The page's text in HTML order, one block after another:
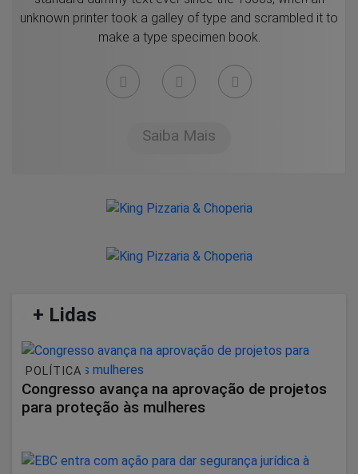
unknown printer took a galley of type and scrambled it to
make a type specimen book.
Saiba Mais
+ Lidas
POLÍTICA
Congresso avança na aprovação de projetos
para proteção às mulheres